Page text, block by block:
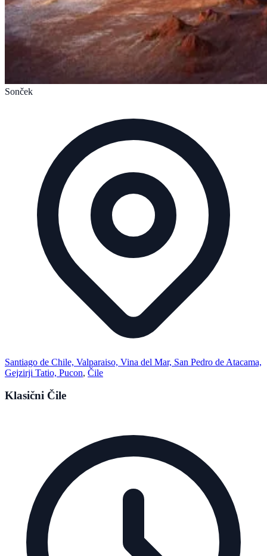
Sonček
Santiago de Chile, Valparaiso, Vina del Mar, San Pedro de Atacama,
Gejzirji Tatio, Pucon, Čile
Klasični Čile